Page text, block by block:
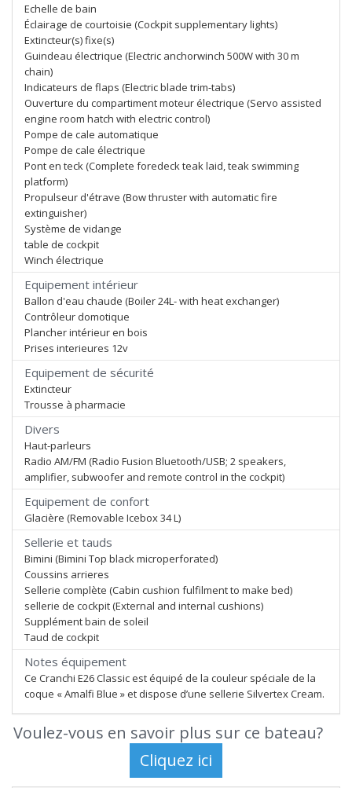
Echelle de bain
Éclairage de courtoisie (Cockpit supplementary lights)
Extincteur(s) fixe(s)
Guindeau électrique (Electric anchorwinch 500W with 30 m
chain)
Indicateurs de flaps (Electric blade trim-tabs)
Ouverture du compartiment moteur électrique (Servo assisted
engine room hatch with electric control)
Pompe de cale automatique
Pompe de cale électrique
Pont en teck (Complete foredeck teak laid, teak swimming
platform)
Propulseur d'étrave (Bow thruster with automatic fire
extinguisher)
Système de vidange
table de cockpit
Winch électrique
Equipement intérieur
Ballon d'eau chaude (Boiler 24L- with heat exchanger)
Contrôleur domotique
Plancher intérieur en bois
Prises interieures 12v
Equipement de sécurité
Extincteur
Trousse à pharmacie
Divers
Haut-parleurs
Radio AM/FM (Radio Fusion Bluetooth/USB; 2 speakers,
amplifier, subwoofer and remote control in the cockpit)
Equipement de confort
Glacière (Removable Icebox 34 L)
Sellerie et tauds
Bimini (Bimini Top black microperforated)
Coussins arrieres
Sellerie complète (Cabin cushion fulfilment to make bed)
sellerie de cockpit (External and internal cushions)
Supplément bain de soleil
Taud de cockpit
Notes équipement
Ce Cranchi E26 Classic est équipé de la couleur spéciale de la
coque « Amalfi Blue » et dispose d’une sellerie Silvertex Cream.
Voulez-vous en savoir plus sur ce bateau?